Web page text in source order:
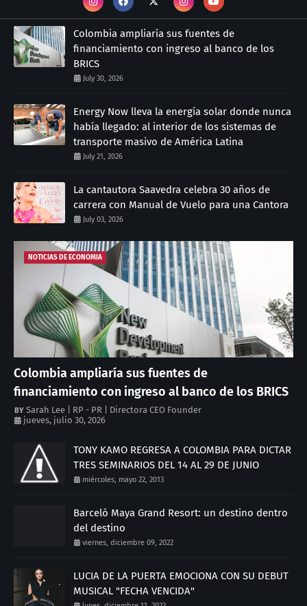
Colombia ampliaría sus fuentes de
financiamiento con ingreso al banco de los
BRICS
July 30, 2026
Energy Now lleva la energía solar donde nunca
había llegado: al interior de los sistemas de
transporte masivo de América Latina
July 21, 2026
La cantautora Saavedra celebra 30 años de
carrera con Manual de Vuelo para una Cantora
July 03, 2026
NOTICIAS DE ECONOMIA
Colombia ampliaría sus fuentes de
financiamiento con ingreso al banco de los BRICS
Sarah Lee | RP - PR | Directora CEO Founder
jueves, julio 30, 2026
TONY KAMO REGRESA A COLOMBIA PARA DICTAR
TRES SEMINARIOS DEL 14 AL 29 DE JUNIO
miércoles, mayo 22, 2013
Barceló Maya Grand Resort: un destino dentro
del destino
viernes, diciembre 09, 2022
LUCIA DE LA PUERTA EMOCIONA CON SU DEBUT
MUSICAL "FECHA VENCIDA"